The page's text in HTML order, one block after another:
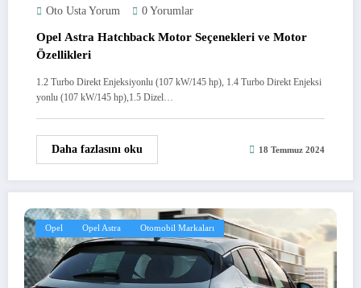
Oto Usta Yorum 0 Yorumlar
Opel Astra Hatchback Motor Seçenekleri ve Motor
Özellikleri
1.2 Turbo Direkt Enjeksiyonlu (107 kW/145 hp), 1.4 Turbo Direkt Enjeksi
yonlu (107 kW/145 hp),1.5 Dizel…
Daha fazlasını oku 18 Temmuz 2024
Opel Opel Astra Otomobil Markaları